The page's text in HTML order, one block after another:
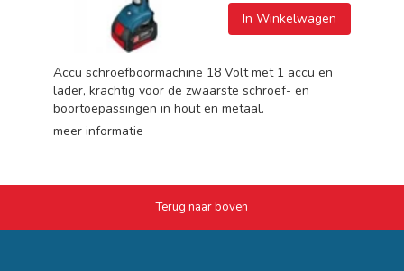
In Winkelwagen
Accu schroefboormachine 18 Volt met 1 accu en
lader, krachtig voor de zwaarste schroef- en
boortoepassingen in hout en metaal.
meer informatie
Terug naar boven